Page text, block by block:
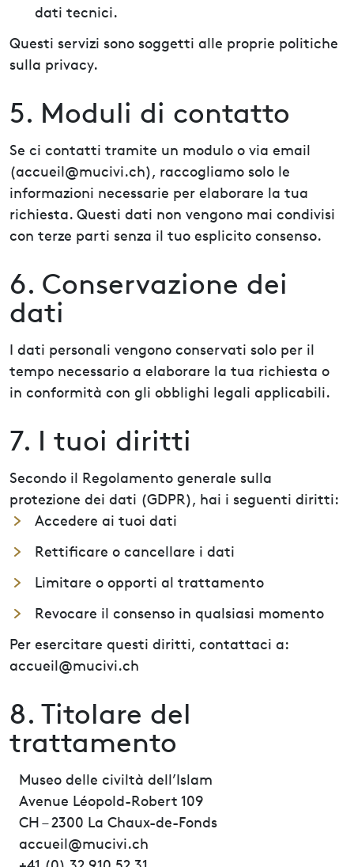
dati tecnici.
Questi servizi sono soggetti alle proprie politiche
sulla privacy.
5. Moduli di contatto
Se ci contatti tramite un modulo o via email
(accueil@mucivi.ch), raccogliamo solo le
informazioni necessarie per elaborare la tua
richiesta. Questi dati non vengono mai condivisi
con terze parti senza il tuo esplicito consenso.
6. Conservazione dei
dati
I dati personali vengono conservati solo per il
tempo necessario a elaborare la tua richiesta o
in conformità con gli obblighi legali applicabili.
7. I tuoi diritti
Secondo il Regolamento generale sulla
protezione dei dati (GDPR), hai i seguenti diritti:
Accedere ai tuoi dati
Rettificare o cancellare i dati
Limitare o opporti al trattamento
Revocare il consenso in qualsiasi momento
Per esercitare questi diritti, contattaci a:
accueil@mucivi.ch
8. Titolare del
trattamento
Museo delle civiltà dell’Islam
Avenue Léopold-Robert 109
CH – 2300 La Chaux-de-Fonds
accueil@mucivi.ch